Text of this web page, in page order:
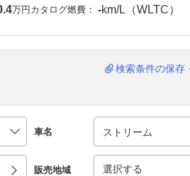
万円カタログ燃費： -km/L（WLTC）
検索条件の保存
車名
販売地域 選択する